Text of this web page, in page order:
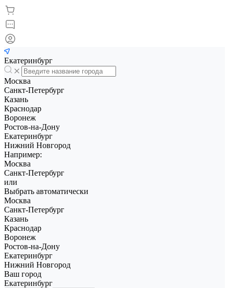
Екатеринбург
Москва
Санкт-Петербург
Казань
Краснодар
Воронеж
Ростов-на-Дону
Екатеринбург
Нижний Новгород
Например:
Москва
Санкт-Петербург
или
Выбрать автоматически
Москва
Санкт-Петербург
Казань
Краснодар
Воронеж
Ростов-на-Дону
Екатеринбург
Нижний Новгород
Ваш город
Екатеринбург